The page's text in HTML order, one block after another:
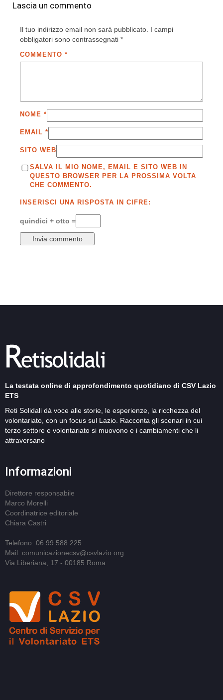
Lascia un commento
Il tuo indirizzo email non sarà pubblicato. I campi
obbligatori sono contrassegnati *
COMMENTO *
NOME *
EMAIL *
SITO WEB
SALVA IL MIO NOME, EMAIL E SITO WEB IN
QUESTO BROWSER PER LA PROSSIMA VOLTA
CHE COMMENTO.
INSERISCI UNA RISPOSTA IN CIFRE:
quindici + otto =
La testata online di approfondimento quotidiano di CSV Lazio
ETS
Reti Solidali dà voce alle storie, le esperienze, la ricchezza del
volontariato, con un focus sul Lazio. Racconta gli scenari in cui
terzo settore e volontariato si muovono e i cambiamenti che li
attraversano
Informazioni
Direttore responsabile
Marco Morelli
Coordinatrice editoriale
Chiara Castri
Telefono: 06 99 588 225
Mail: comunicazionecsv@csvlazio.org
Via Liberiana, 17 - 00185 Roma